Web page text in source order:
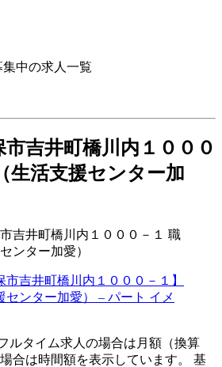
集中の求人一覧
市吉井町橋川内１０００
生活支援センター加
吉井町橋川内１０００－１ 職
ンター加愛）
ルタイム求人の場合は月額（換算
合は時間額を表示しています。 基